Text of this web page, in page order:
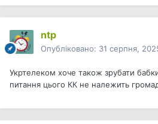
ntp
Опубліковано: 31 серпня,
Укртелеком хоче також зрубати
питання цього КК не належить